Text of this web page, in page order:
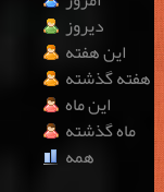
دیروز
این هفته
هفته گذشته
این ماه
ماه گذشته
همه